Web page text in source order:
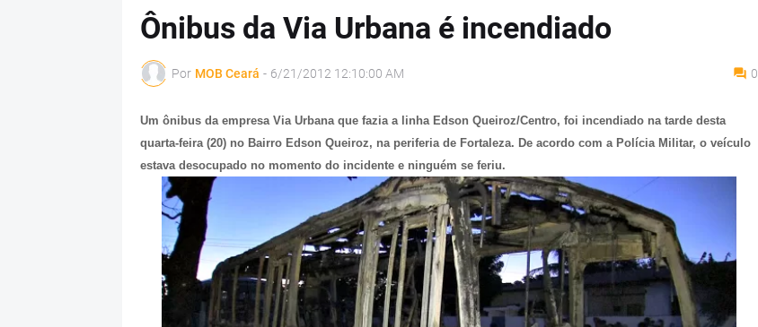
Ônibus da Via Urbana é incendiado
Por MOB Ceará - 6/21/2012 12:10:00 AM 0
Um ônibus da empresa Via Urbana que fazia a linha Edson Queiroz/Centro, foi incendiado na tarde desta
quarta-feira (20) no Bairro Edson Queiroz, na periferia de Fortaleza. De acordo com a Polícia Militar, o veículo
estava desocupado no momento do incidente e ninguém se feriu.